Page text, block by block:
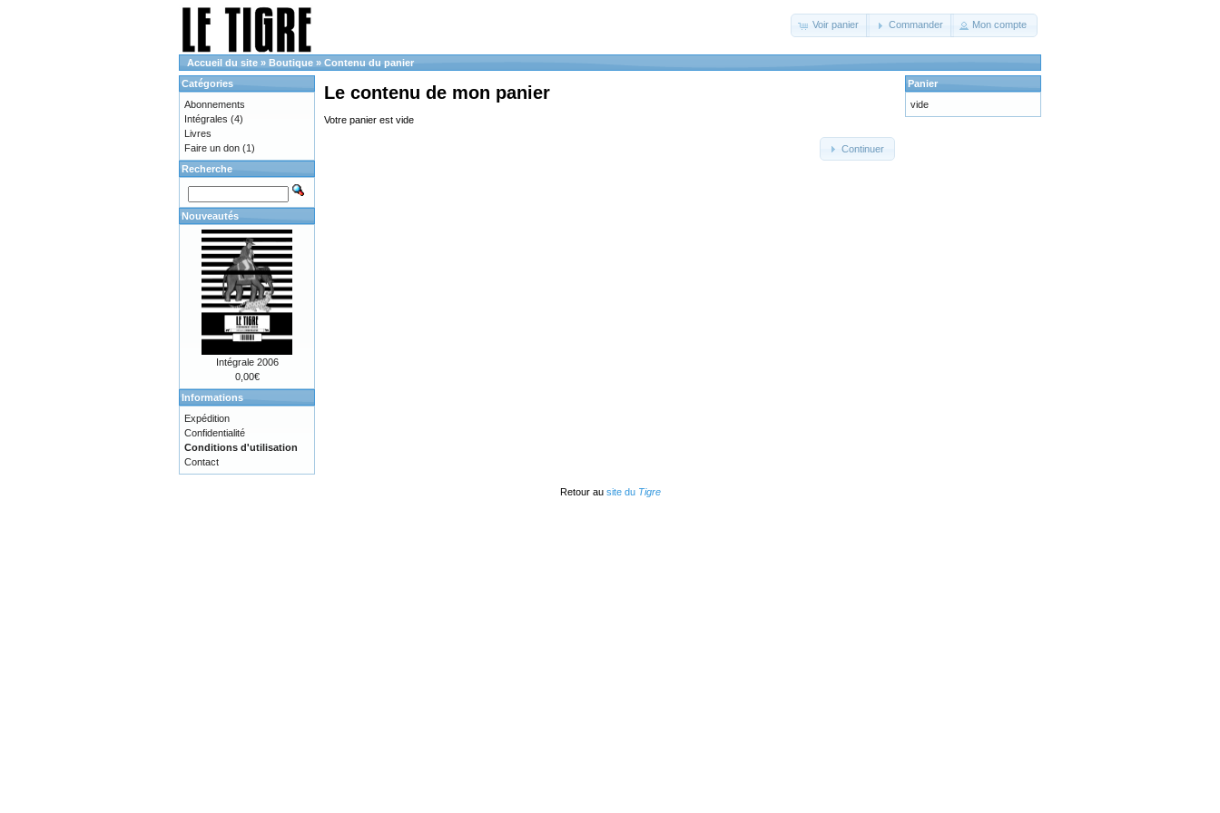
Voir panier Commander Mon compte
Accueil du site » Boutique » Contenu du panier
Le contenu de mon panier
Votre panier est vide
Continuer
Catégories
Abonnements
Intégrales (4)
Livres
Faire un don (1)
Recherche
Nouveautés
Intégrale 2006
0,00€
Informations
Expédition
Confidentialité
Conditions d'utilisation
Contact
Panier
vide
Retour au site du Tigre